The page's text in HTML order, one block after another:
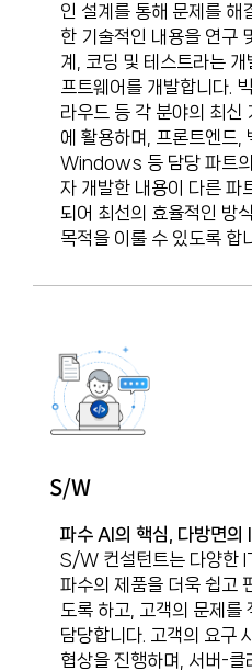
인 설계를 통해 문제를 해
한 기술적인 내용을 연구
계, 코딩 및 테스트라는
프트웨어를 개발합니다.
라우드 등 각 분야의 최신
에 활용하며, 프론트엔드,
Windows 등 담당 파트
자 개발한 내용이 다른 파
되어 최선의 효율적인 방
목적을 이룰 수 있도록 합
S/W
파수 AI의 핵심, 다방면의
S/W 컨설턴트는 다양한
파수의 제품을 더욱 쉽고
도록 하고, 고객의 문제를
담당합니다. 고객의 요구
협상을 진행하며, 서버-클